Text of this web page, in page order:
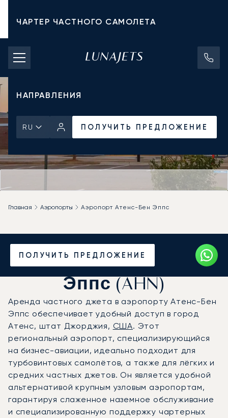
ЧАРТЕР ЧАСТНОГО САМОЛЕТА
СТОИМОСТЬ ЧАРТЕРА
ЧАСТНЫЕ САМОЛЕТЫ
НАПРАВЛЕНИЯ
RU ПОЛУЧИТЬ ПРЕДЛОЖЕНИЕ
ПОЛУЧИТЬ ПРЕДЛОЖЕНИЕ
Главная Аэропорты Аэропорт Атенс-Бен Эппс
Частный джет в
аэропорт Атенс-Бен
Эппс (AHN)
Аренда частного джета в аэропорту Атенс-Бен
Эппс обеспечивает удобный доступ в город
Атенс, штат Джорджия, США. Этот
региональный аэропорт, специализирующийся
на бизнес-авиации, идеально подходит для
турбовинтовых самолётов, а также для лёгких и
средних частных джетов. Он является удобной
альтернативой крупным узловым аэропортам,
гарантируя слаженное наземное обслуживание
и специализированную поддержку чартерных